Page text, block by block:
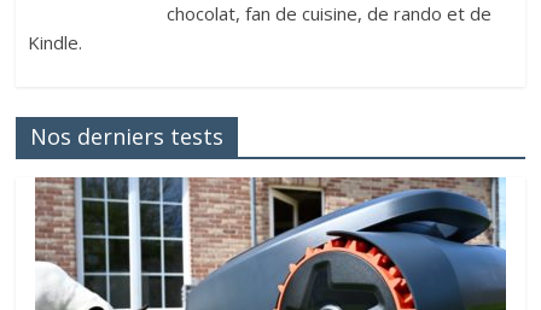
chocolat, fan de cuisine, de rando et de
Kindle.
Nos derniers tests